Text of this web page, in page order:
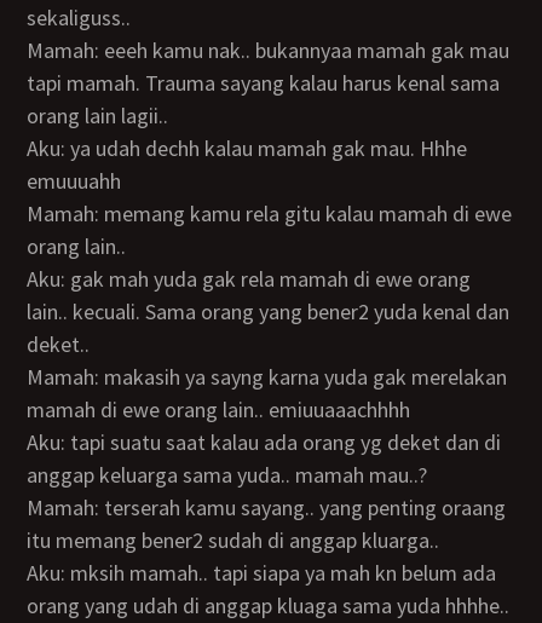
sekaliguss..
Mamah: eeeh kamu nak.. bukannyaa mamah gak mau
tapi mamah. Trauma sayang kalau harus kenal sama
orang lain lagii..
Aku: ya udah dechh kalau mamah gak mau. Hhhe
emuuuahh
Mamah: memang kamu rela gitu kalau mamah di ewe
orang lain..
Aku: gak mah yuda gak rela mamah di ewe orang
lain.. kecuali. Sama orang yang bener2 yuda kenal dan
deket..
Mamah: makasih ya sayng karna yuda gak merelakan
mamah di ewe orang lain.. emiuuaaachhhh
Aku: tapi suatu saat kalau ada orang yg deket dan di
anggap keluarga sama yuda.. mamah mau..?
Mamah: terserah kamu sayang.. yang penting oraang
itu memang bener2 sudah di anggap kluarga..
Aku: mksih mamah.. tapi siapa ya mah kn belum ada
orang yang udah di anggap kluaga sama yuda hhhhe..